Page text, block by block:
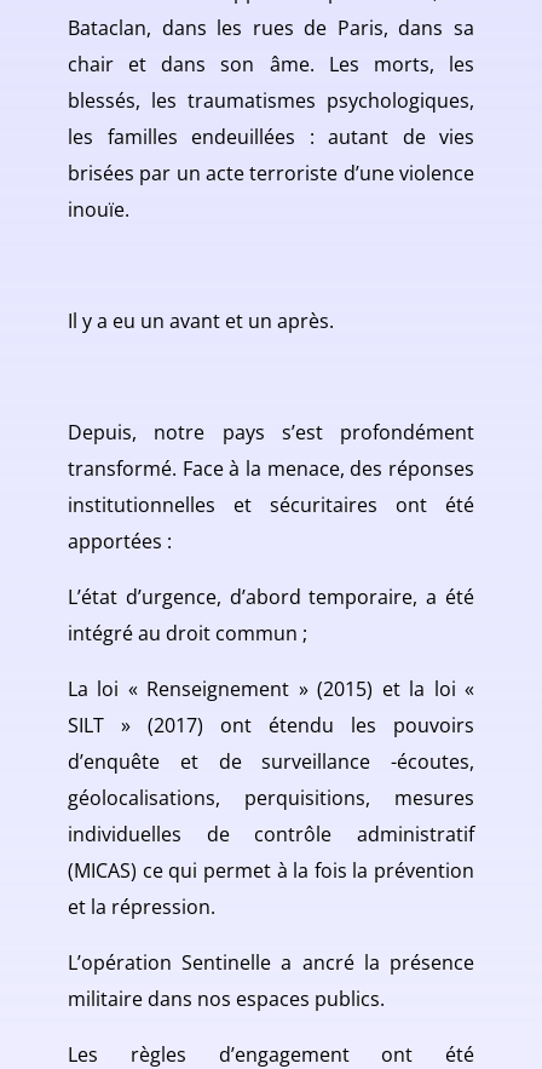
Bataclan, dans les rues de Paris, dans sa
chair et dans son âme. Les morts, les
blessés, les traumatismes psychologiques,
les familles endeuillées : autant de vies
brisées par un acte terroriste d’une violence
inouïe.
Il y a eu un avant et un après.
Depuis, notre pays s’est profondément
transformé. Face à la menace, des réponses
institutionnelles et sécuritaires ont été
apportées :
L’état d’urgence, d’abord temporaire, a été
intégré au droit commun ;
La loi « Renseignement » (2015) et la loi «
SILT » (2017) ont étendu les pouvoirs
d’enquête et de surveillance -écoutes,
géolocalisations, perquisitions, mesures
individuelles de contrôle administratif
(MICAS) ce qui permet à la fois la prévention
et la répression.
L’opération Sentinelle a ancré la présence
militaire dans nos espaces publics.
Les règles d’engagement ont été